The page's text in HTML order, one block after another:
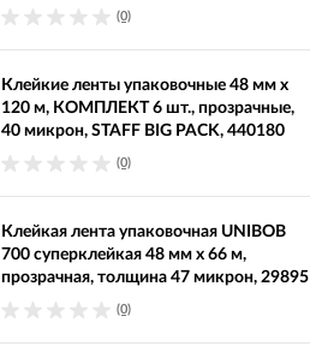
(0)
Клейкие ленты упаковочные 48 мм х
120 м, КОМПЛЕКТ 6 шт., прозрачные,
40 микрон, STAFF BIG PACK, 440180
(0)
Клейкая лента упаковочная UNIBOB
700 суперклейкая 48 мм х 66 м,
прозрачная, толщина 47 микрон, 29895
(0)